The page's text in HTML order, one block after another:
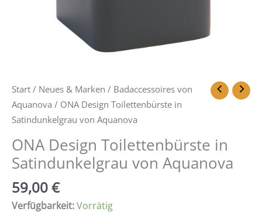
Start / Neues & Marken / Badaccessoires von
Aquanova / ONA Design Toilettenbürste in
Satindunkelgrau von Aquanova
ONA Design Toilettenbürste in
Satindunkelgrau von Aquanova
59,00€
Verfügbarkeit:Vorrätig